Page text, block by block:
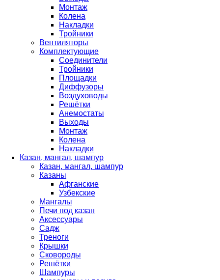
Монтаж
Колена
Накладки
Тройники
Вентиляторы
Комплектующие
Соединители
Тройники
Площадки
Диффузоры
Воздуховоды
Решётки
Анемостаты
Выходы
Монтаж
Колена
Накладки
Казан, мангал, шампур
Казан, мангал, шампур
Казаны
Афганские
Узбекские
Мангалы
Печи под казан
Аксессуары
Садж
Треноги
Крышки
Сковороды
Решётки
Шампуры